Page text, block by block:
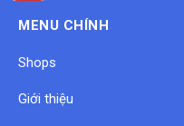
MENU CHÍNH
Shops
Giới thiệu